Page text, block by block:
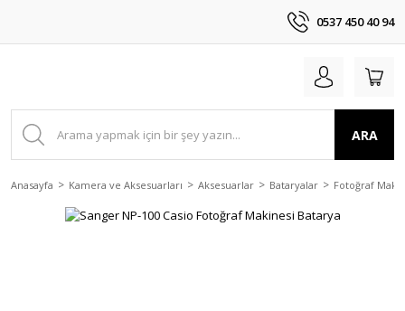
0537 450 40 94
ARA
Anasayfa Kamera ve Aksesuarları Aksesuarlar Bataryalar Fotoğraf